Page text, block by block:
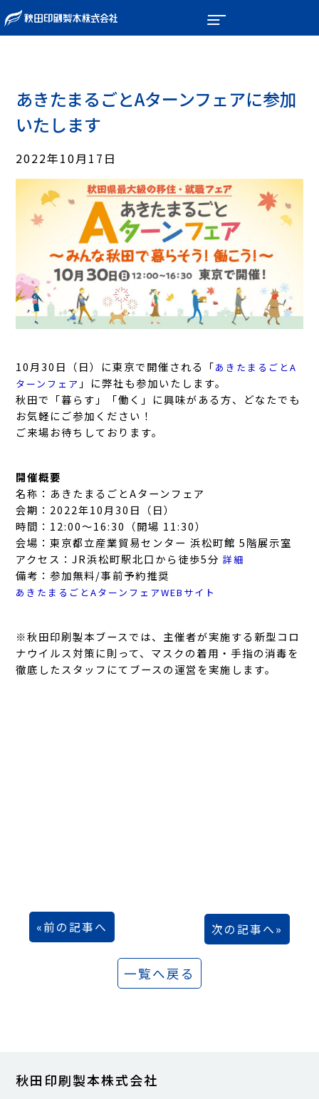
あきたまるごとAターンフェアに参加
いたします
2022年10月17日
10月30日（日）に東京で開催される「あきたまるごとA
ターンフェア 」に弊社も参加いたします。
秋田で「暮らす」「働く」に興味がある方、どなたでも
お気軽にご参加ください！
ご来場お待ちしております。
開催概要
名称：あきたまるごとAターンフェア
会期：2022年10月30日（日）
時間：12:00～16:30（開場 11:30）
会場：東京都立産業貿易センター 浜松町館 5階展示室
アクセス：JR浜松町駅北口から徒歩5分詳細
備考：参加無料/事前予約推奨
あきたまるごとAターンフェアWEBサイト
※秋田印刷製本ブースでは、主催者が実施する新型コロ
ナウイルス対策に則って、マスクの着用・手指の消毒を
徹底したスタッフにてブースの運営を実施します。
前の記事へ 次の記事へ
一覧へ戻る
秋田印刷製本株式会社